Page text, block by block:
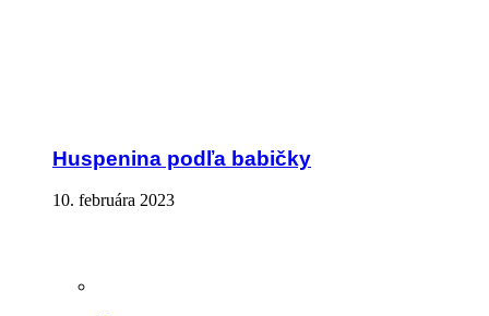
Huspenina podľa babičky
10. februára 2023